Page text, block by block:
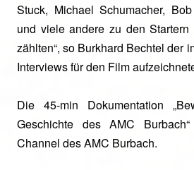
Stuck, Michael Schumacher,
und viele andere zu den
zählten“, so Burkhard Bechtel der
Interviews für den Film
Die 45-min Dokumentation
Geschichte des AMC
Channel des AMC Burbach.